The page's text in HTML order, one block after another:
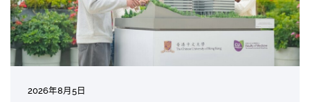
2026年8月5日
2026年7月10日
2026年7月10日
2026年7月7日
2026年6月29日
2026年6月22日
2026年6月17日
2026年6月10日
2026年6月5日
2026年6月2日
2026年5月19日
2026年5月14日